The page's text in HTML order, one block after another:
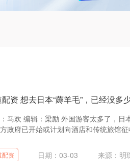
资 想去日本“薅羊毛”，已经没多
马欢 编辑：梁励 外国游客太多了，
政府已开始或计划向酒店和传统旅馆
配资 日期：03-03 来源：明